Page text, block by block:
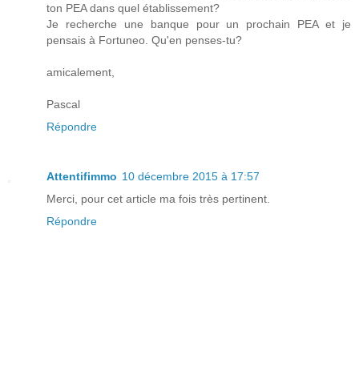
ton PEA dans quel établissement?
Je recherche une banque pour un prochain PEA et je
pensais à Fortuneo. Qu'en penses-tu?
amicalement,
Pascal
Répondre
Attentifimmo 10 décembre 2015 à 17:57
Merci, pour cet article ma fois très pertinent.
Répondre